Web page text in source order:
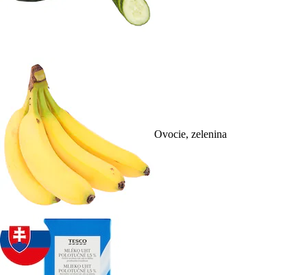
Ovocie, zelenina